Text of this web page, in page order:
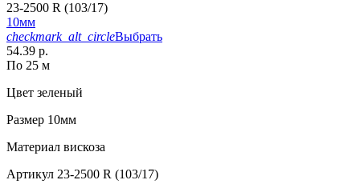
23-2500 R (103/17)
10мм
checkmark_alt_circleВыбрать
54.39 р.
По 25 м
Цвет зеленый
Размер 10мм
Материал вискоза
Артикул 23-2500 R (103/17)